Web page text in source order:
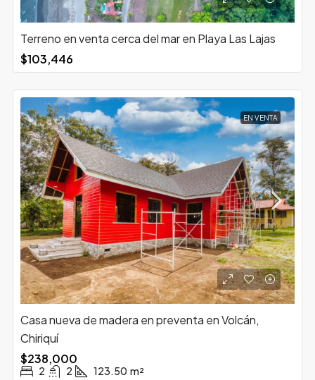
Terreno en venta cerca del mar en Playa Las Lajas
$103,446
EN VENTA
Casa nueva de madera en preventa en Volcán,
Chiriquí
$238,000
2 2 123.50 m²